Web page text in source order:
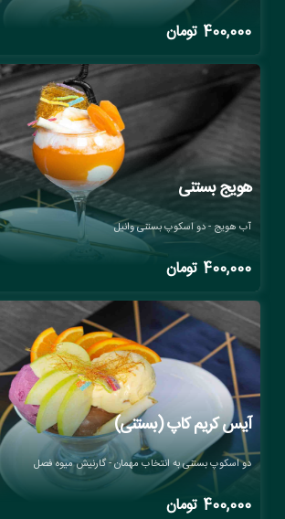
400,000 تومان
هویج بستنی
آب هویج - دو اسکوپ بستنی وانیل
400,000 تومان
آیس کریم کاپ (بستنی)
دو اسکوپ بستنی به انتخاب مهمان - گارنیش میوه فصل
400,000 تومان